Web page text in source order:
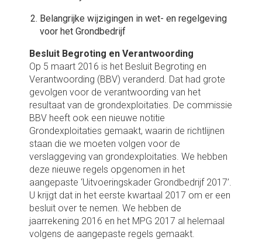
Belangrijke wijzigingen in wet- en regelgeving
voor het Grondbedrijf
Besluit Begroting en Verantwoording
Op 5 maart 2016 is het Besluit Begroting en
Verantwoording (BBV) veranderd. Dat had grote
gevolgen voor de verantwoording van het
resultaat van de grondexploitaties. De commissie
BBV heeft ook een nieuwe notitie
Grondexploitaties gemaakt, waarin de richtlijnen
staan die we moeten volgen voor de
verslaggeving van grondexploitaties. We hebben
deze nieuwe regels opgenomen in het
aangepaste ‘Uitvoeringskader Grondbedrijf 2017’.
U krijgt dat in het eerste kwartaal 2017 om er een
besluit over te nemen. We hebben de
jaarrekening 2016 en het MPG 2017 al helemaal
volgens de aangepaste regels gemaakt.